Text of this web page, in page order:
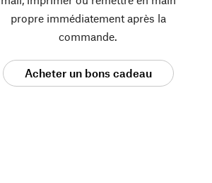
propre immédiatement après la
commande.
Acheter un bons cadeau